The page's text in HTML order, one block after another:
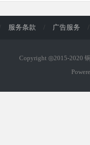
服务条款 / 广告服务 /
Copyright ◎2015-2020